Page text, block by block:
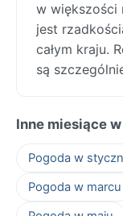
w większości
jest
całym kraju.
są
Inne miesiące
Pogoda w
Pogoda w marcu